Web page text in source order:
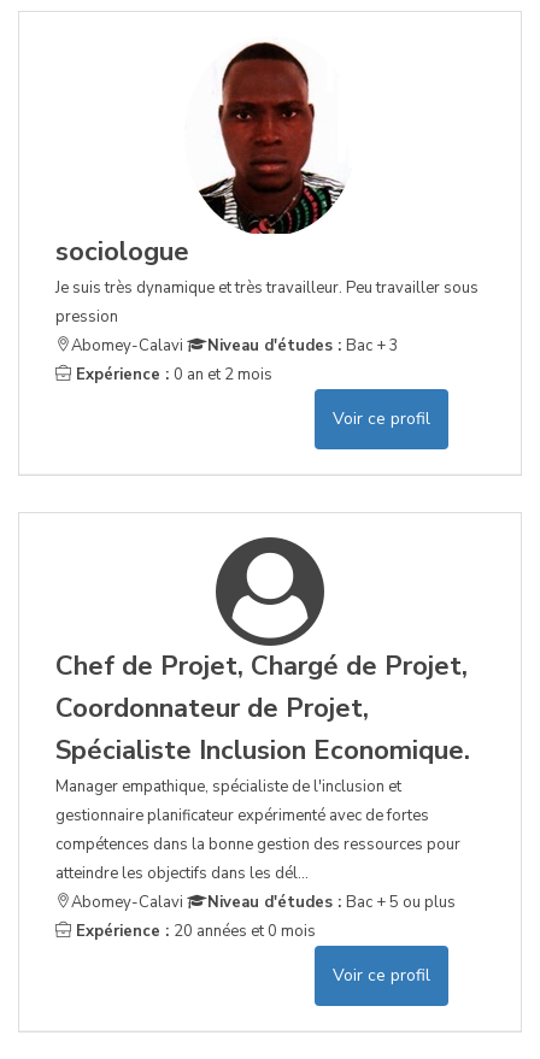
sociologue
Je suis très dynamique et très travailleur. Peu travailler sous
pression
Abomey-Calavi
Niveau d'études : Bac + 3
Expérience : 0 an et 2 mois
Voir ce profil
Chef de Projet, Chargé de Projet,
Coordonnateur de Projet,
Spécialiste Inclusion Economique.
Manager empathique, spécialiste de l'inclusion et
gestionnaire planificateur expérimenté avec de fortes
compétences dans la bonne gestion des ressources pour
atteindre les objectifs dans les dél...
Abomey-Calavi
Niveau d'études : Bac + 5 ou plus
Expérience : 20 années et 0 mois
Voir ce profil